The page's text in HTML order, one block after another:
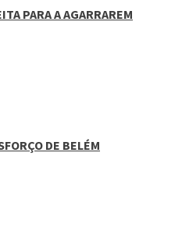
PARA A AGARRAREM
DE BELÉM